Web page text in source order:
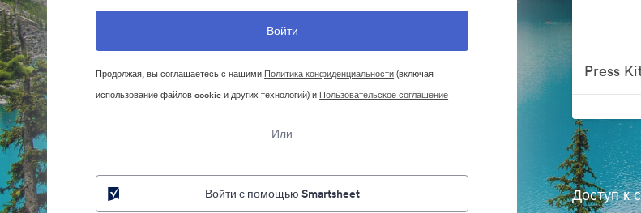
Продолжая, вы соглашаетесь с нашими Политика конфиденциальности(включая
использование файлов cookie и других технологий) и Пользовательское соглашение
Или
Войти с помощью Smartsheet
Press
Доступ к